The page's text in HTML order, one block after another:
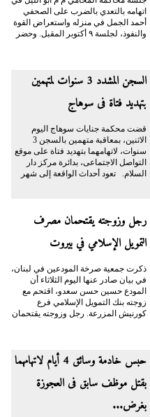
اتهامه بالتعدي بالضرب على الصحفي
أحمد الجمل في منزله واستعراض القوة
والنفوذ، لجلسة ٩ أكتوبر المقبل. وحضر
السجن المشدد 3 سنوات لمتهمين
بتهديد فتاة فى سوهاج
قضت محكمة جنايات سوهاج اليوم
الاثنين، بمعاقبة متهمين بالسجن 3
سنوات، لاتهامهما بتهديد فتاة على موقع
التواصل الاجتماعى، بدائرة مركز دار
السلام. تعود أحداث الواقعة إلى شهر
رجل وزوجته يقتحمان مصرف
التمويل الإسلامي في بيروت
ذكرت جمعية صرخة المودعين في لبنان،
في بيان صادر عنها اليوم الثلاثاء أن
المودع حسين حسن سعدو، اقتحم مع
زوجته بنك التمويل الإسلامي فرع
كورنيش المزرعة. رجل وزوجته يقتحمان
حبس خادمة وسائق 4 أيام لاتهامهما
بقتل موظف سابق فى العجوزة
بغرض...